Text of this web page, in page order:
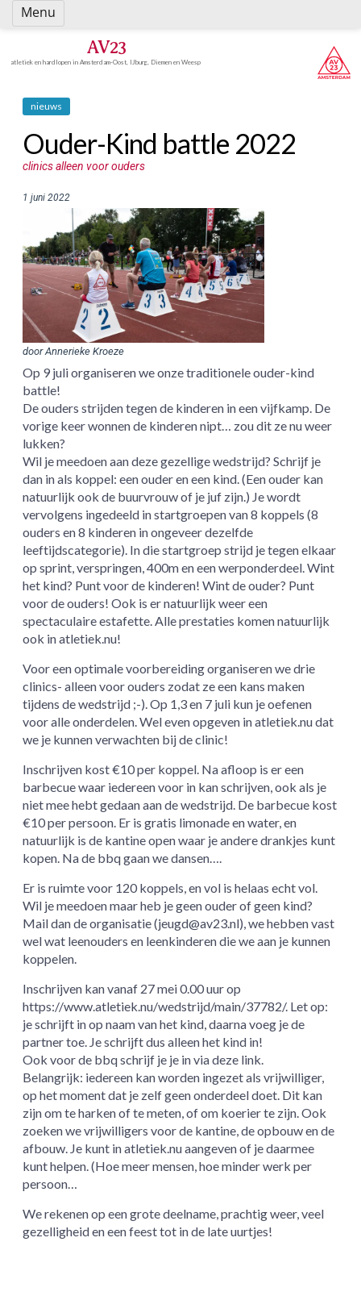
Spring
naar
AV23
atletiek en hardlopen in Amsterdam-Oost, IJburg, Diemen en Weesp
nieuws
Ouder-Kind battle 2022
clinics alleen voor ouders
1 juni 2022
door Annerieke Kroeze
Op 9 juli organiseren we onze traditionele ouder-kind
battle!
De ouders strijden tegen de kinderen in een vijfkamp. De
vorige keer wonnen de kinderen nipt… zou dit ze nu weer
lukken?
Wil je meedoen aan deze gezellige wedstrijd? Schrijf je
dan in als koppel: een ouder en een kind. (Een ouder kan
natuurlijk ook de buurvrouw of je juf zijn.) Je wordt
vervolgens ingedeeld in startgroepen van 8 koppels (8
ouders en 8 kinderen in ongeveer dezelfde
leeftijdscategorie). In die startgroep strijd je tegen elkaar
op sprint, verspringen, 400m en een werponderdeel. Wint
het kind? Punt voor de kinderen! Wint de ouder? Punt
voor de ouders! Ook is er natuurlijk weer een
spectaculaire estafette. Alle prestaties komen natuurlijk
ook in atletiek.nu!
Voor een optimale voorbereiding organiseren we drie
clinics- alleen voor ouders zodat ze een kans maken
tijdens de wedstrijd ;-). Op 1,3 en 7 juli kun je oefenen
voor alle onderdelen. Wel even opgeven in atletiek.nu dat
we je kunnen verwachten bij de clinic!
Inschrijven kost €10 per koppel. Na afloop is er een
barbecue waar iedereen voor in kan schrijven, ook als je
niet mee hebt gedaan aan de wedstrijd. De barbecue kost
€10 per persoon. Er is gratis limonade en water, en
natuurlijk is de kantine open waar je andere drankjes kunt
kopen. Na de bbq gaan we dansen….
Er is ruimte voor 120 koppels, en vol is helaas echt vol.
Wil je meedoen maar heb je geen ouder of geen kind?
Mail dan de organisatie (jeugd@av23.nl), we hebben vast
wel wat leenouders en leenkinderen die we aan je kunnen
koppelen.
Inschrijven kan vanaf 27 mei 0.00 uur op
https://www.atletiek.nu/wedstrijd/main/37782/. Let op:
je schrijft in op naam van het kind, daarna voeg je de
partner toe. Je schrijft dus alleen het kind in!
Ook voor de bbq schrijf je je in via deze link.
Belangrijk: iedereen kan worden ingezet als vrijwilliger,
op het moment dat je zelf geen onderdeel doet. Dit kan
zijn om te harken of te meten, of om koerier te zijn. Ook
zoeken we vrijwilligers voor de kantine, de opbouw en de
afbouw. Je kunt in atletiek.nu aangeven of je daarmee
kunt helpen. (Hoe meer mensen, hoe minder werk per
persoon…
We rekenen op een grote deelname, prachtig weer, veel
gezelligheid en een feest tot in de late uurtjes!
Menu